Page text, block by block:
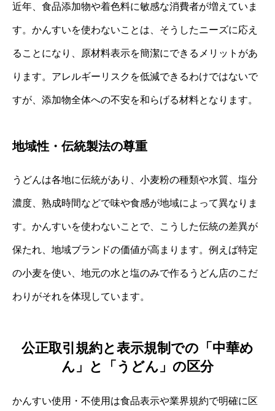
近年、食品添加物や着色料に敏感な消費者が増えていま
す。かんすいを使わないことは、そうしたニーズに応え
ることになり、原材料表示を簡潔にできるメリットがあ
ります。アレルギーリスクを低減できるわけではないで
すが、添加物全体への不安を和らげる材料となります。
地域性・伝統製法の尊重
うどんは各地に伝統があり、小麦粉の種類や水質、塩分
濃度、熟成時間などで味や食感が地域によって異なりま
す。かんすいを使わないことで、こうした伝統の差異が
保たれ、地域ブランドの価値が高まります。例えば特定
の小麦を使い、地元の水と塩のみで作るうどん店のこだ
わりがそれを体現しています。
公正取引規約と表示規制での「中華め
ん」と「うどん」の区分
かんすい使用・不使用は食品表示や業界規約で明確に区